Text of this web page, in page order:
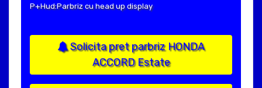
P+Hud:Parbriz cu head up display
Solicita pret parbriz HONDA
ACCORD Estate